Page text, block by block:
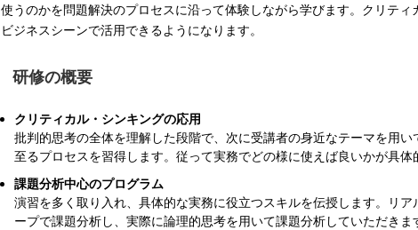
使うのかを問題解決のプロセスに沿って体験しながら学びます。クリティ
ビジネスシーンで活用できるようになります。
研修の概要
クリティカル・シンキングの応用
批判的思考の全体を理解した段階で、次に受講者の身近なテーマを用
至るプロセスを習得します。従って実務でどの様に使えば良いかが具体
課題分析中心のプログラム
演習を多く取り入れ、具体的な実務に役立つスキルを伝授します。リ
ープで課題分析し、実際に論理的思考を用いて課題分析していただき